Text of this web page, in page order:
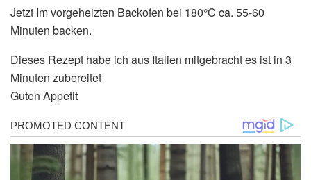
Jetzt Im vorgeheizten Backofen bei 180°C ca. 55-60
Minuten backen.
Dieses Rezept habe ich aus Italien mitgebracht es ist in 3
Minuten zubereitet
Guten Appetit